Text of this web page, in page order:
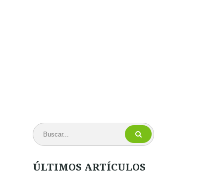
ÚLTIMOS ARTÍCULOS